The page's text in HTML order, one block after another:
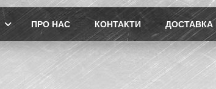
ПРО НАС КОНТАКТИ ДОСТАВКА